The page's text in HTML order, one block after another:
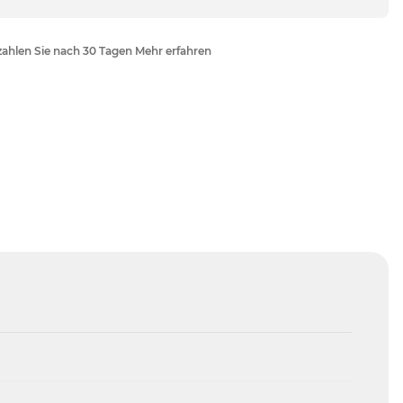
Sie nach 30 Tagen Mehr erfahren